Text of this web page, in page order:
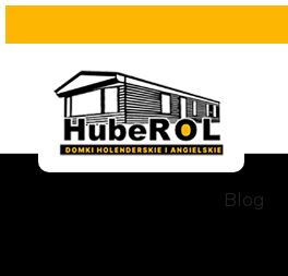
Blog